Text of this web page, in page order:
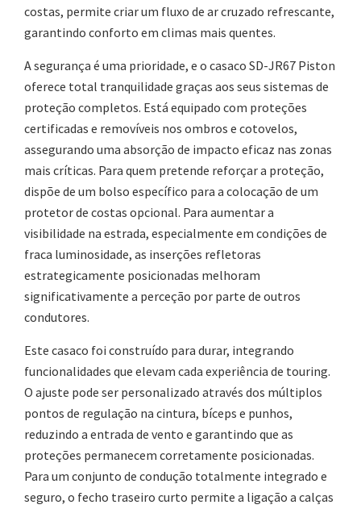
costas, permite criar um fluxo de ar cruzado refrescante,
garantindo conforto em climas mais quentes.
A segurança é uma prioridade, e o casaco SD-JR67 Piston
oferece total tranquilidade graças aos seus sistemas de
proteção completos. Está equipado com proteções
certificadas e removíveis nos ombros e cotovelos,
assegurando uma absorção de impacto eficaz nas zonas
mais críticas. Para quem pretende reforçar a proteção,
dispõe de um bolso específico para a colocação de um
protetor de costas opcional. Para aumentar a
visibilidade na estrada, especialmente em condições de
fraca luminosidade, as inserções refletoras
estrategicamente posicionadas melhoram
significativamente a perceção por parte de outros
condutores.
Este casaco foi construído para durar, integrando
funcionalidades que elevam cada experiência de touring.
O ajuste pode ser personalizado através dos múltiplos
pontos de regulação na cintura, bíceps e punhos,
reduzindo a entrada de vento e garantindo que as
proteções permanecem corretamente posicionadas.
Para um conjunto de condução totalmente integrado e
seguro, o fecho traseiro curto permite a ligação a calças